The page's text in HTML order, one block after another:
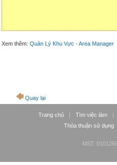
Xem thêm: Quản Lý Khu Vực - Area Manager
Quay lại
Trang chủ | Tìm việc làm |
Thỏa thuận sử dụng
MST: